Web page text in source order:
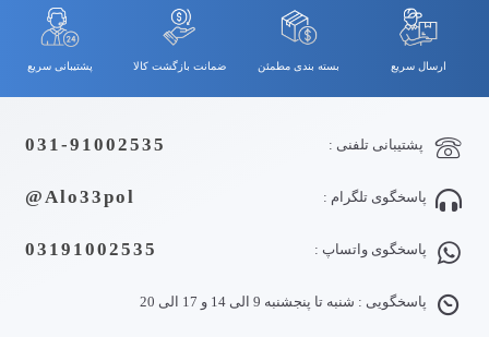
ارسال سریع بسته بندی مطمئن ضمانت بازگشت کالا پشتیبانی سریع
پشتیبانی تلفنی : 031-91002535
پاسخگوی تلگرام : Alo33pol@
پاسخگوی واتساپ : 03191002535
پاسخگویی : شنبه تا پنجشنبه 9 الی 14 و 17 الی 20